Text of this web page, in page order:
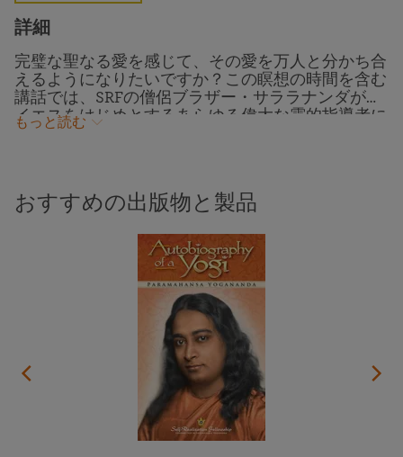
詳細
完璧な聖なる愛を感じて、その愛を万人と分かち合
えるようになりたいですか？この瞑想の時間を含む
講話では、SRFの僧侶ブラザー・サララナンダが、
イエスをはじめとするあらゆる偉大な霊的指導者に
完璧に表現されてきたキリスト意識という普遍的な
経験すると、私たちは他の人たちのために祈り、あ
らゆる人への親切、思いやり、赦し、理解を実践す
したいと思うようになります。このような方法で、
私たちの愛を拡大することができ、究極的には魂の
内に聖なるキリスト意識を目覚めさせ、表現するこ
とができるのです。この講話は2023年12月にカリフ
ォルニア州フラトンにあるSRFの寺院で収録されま
もっと読む
おすすめの出版物と製品